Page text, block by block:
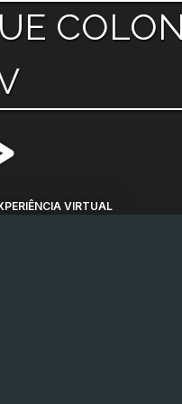
VIRTUAL